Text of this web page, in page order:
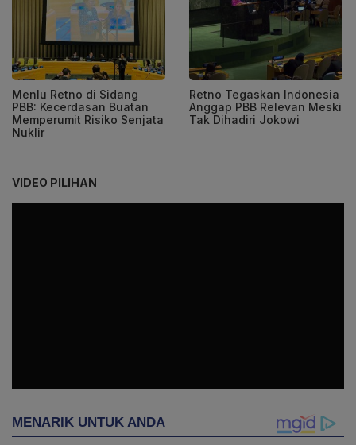
Menlu Retno di Sidang
PBB: Kecerdasan Buatan
Memperumit Risiko Senjata
Nuklir
Retno Tegaskan Indonesia
Anggap PBB Relevan Meski
Tak Dihadiri Jokowi
VIDEO PILIHAN